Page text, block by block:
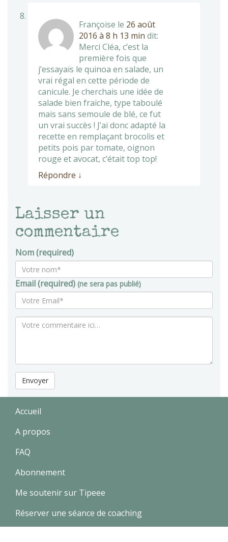
Françoise le 26 août
2016 à 8 h 13 min dit:
Merci Cléa, c’est la
première fois que
j’essayais le quinoa en salade, un
vrai régal en cette période de
canicule. Je cherchais une idée de
salade bien fraiche, type taboulé
mais sans semoule de blé, ce fut
un vrai succès ! J’ai donc adapté la
recette en remplaçant brocolis et
petits pois par tomate, oignon
rouge et avocat, c’était top top!
Répondre ↓
Laisser un
commentaire
Nom (required)
Email (required) (ne sera pas publié)
Envoyer
Accueil
A propos
FAQ
Abonnement
Me soutenir sur Tipeee
Réserver une séance de coaching